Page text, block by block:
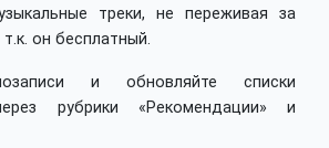
треки, не переживая за
он бесплатный.
и обновляйте списки
рубрики «Рекомендации» и